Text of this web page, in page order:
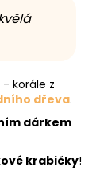
korále z
dřeva.
dárkem
krabičky!